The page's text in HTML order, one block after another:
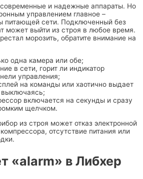
и надежные аппараты. Но
управлением главное –
питающей сети. Подключенный без
может выйти из строя в любое время.
морозить, обратите внимание на
одна камера или обе;
в сети, горит ли индикатор
управления;
на команды или хаотично выдает
включается на секунды и сразу
щелчком.
из строя может отказ электронной
отсутствие питания или
«alarm» в Либхер